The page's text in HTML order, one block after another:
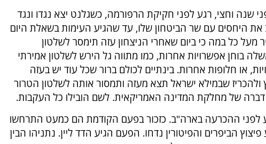
שנה וחצי, רגע לפני חקיקת הרפורמה, כשגלנט יצא נגדו ונגד
את היחסים עם שר הביטחון שלו, עד שהגיע העימות בשאלת היום
כל במה כי ביום שאחרי הניצחון עזה תימסר לשלטון
בוחן אפשרויות אחרות, כמו מתווה גל הירש לשלטון אמירתי
או חלופות אחרות. בינתיים לכולם ברור שכל עוד יש בעזה
ולהכריז שבמילא ישראל תצא מעזה ותמסור אותה לשלטון הטרור
של מחלקת המדינה האמריקאית. לשם הובילו כל העקבות.
לפני ההכרעה בארה"ב. כזכור בפעם הקודמת הם כמעט התרחשו
הביפרים והפיטורין נדחו. הפעם הגיע הדד ליין. נתניהו הבין